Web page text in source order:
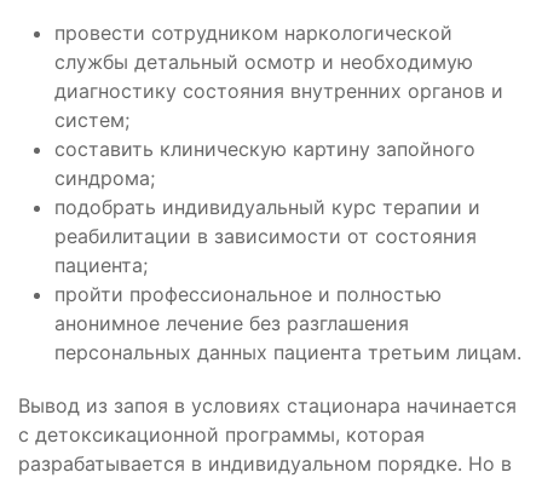
провести сотрудником наркологической
службы детальный осмотр и необходимую
диагностику состояния внутренних органов и
систем;
составить клиническую картину запойного
синдрома;
подобрать индивидуальный курс терапии и
реабилитации в зависимости от состояния
пациента;
пройти профессиональное и полностью
анонимное лечение без разглашения
персональных данных пациента третьим лицам.
Вывод из запоя в условиях стационара начинается
с детоксикационной программы, которая
разрабатывается в индивидуальном порядке. Но в